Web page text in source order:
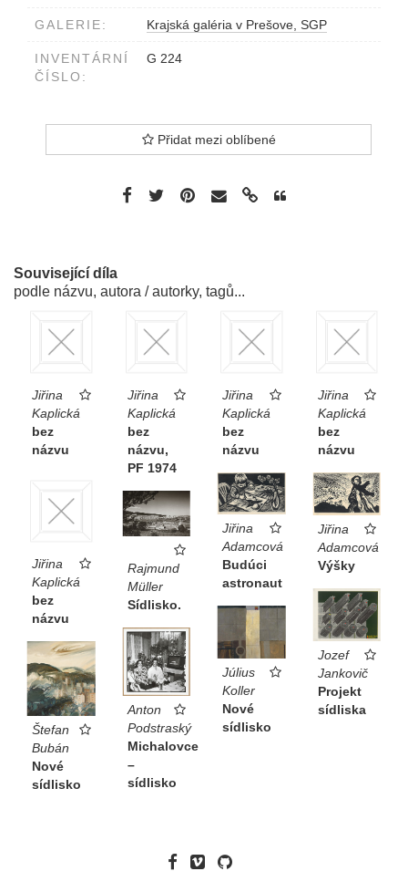
GALERIE: Krajská galéria v Prešove, SGP
INVENTÁRNÍ
ČÍSLO:
G 224
Přidat mezi oblíbené
Související díla
podle názvu, autora / autorky, tagů...
Jiřina
Kaplická
bez
názvu
Jiřina
Kaplická
bez
názvu,
PF 1974
Jiřina
Kaplická
bez
názvu
Jiřina
Kaplická
bez
názvu
Jiřina
Kaplická
bez
názvu
Jiřina
Adamcová
Budúci
astronaut
Jiřina
Adamcová
Výšky
Rajmund
Müller
Sídlisko.
Jozef
Jankovič
Projekt
sídliska
Július
Koller
Nové
sídlisko
Anton
Podstraský
Michalovce
–
sídlisko
Štefan
Bubán
Nové
sídlisko